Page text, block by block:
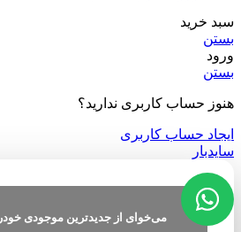
سبد خرید
بستن
ورود
بستن
هنوز حساب کاربری ندارید؟
ایجاد حساب کاربری
سایدبار
می‌خوای از جدیدترین موجودی